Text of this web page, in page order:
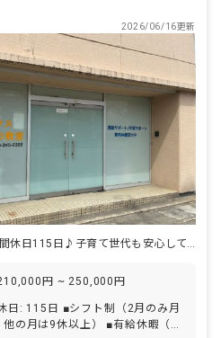
2026/06/16更新
残業ほぼなし、年間休日115日♪子育て世代も安心して長く働ける療育の場
円 ~ 250,000円
日 ■シフト制（2月のみ月
他の月は9休以上） ■有給休暇（取